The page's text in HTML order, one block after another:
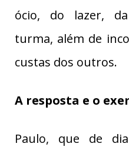
ócio, do lazer,
turma, além de
custas dos outros.
A resposta e o
Paulo, que de